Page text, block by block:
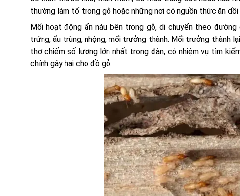
thường làm tổ trong gỗ hoặc những nơi có nguồn thức ăn dồi
Mối hoạt động ẩn náu bên trong gỗ, di chuyển theo
trứng, ấu trùng, nhộng, mối trưởng thành. Mối trưởng thành
thợ chiếm số lượng lớn nhất trong đàn, có nhiệm vụ tìm
chính gây hại cho đồ gỗ.